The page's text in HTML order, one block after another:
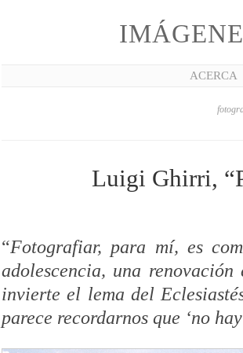
ACERCA
Luigi Ghirri,
“Fotografiar, para mí, es
adolescencia, una
invierte el lema del
parece recordarnos que ‘no